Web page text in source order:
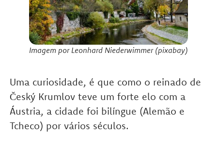
Imagem por Leonhard Niederwimmer (pixabay)
Uma curiosidade, é que como o reinado de
Český Krumlov teve um forte elo com a
Áustria, a cidade foi bilíngue (Alemão e
Tcheco) por vários séculos.